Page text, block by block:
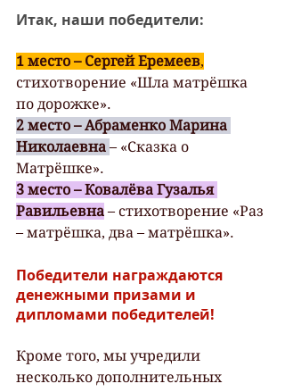
Итак, наши победители:
1 место – Сергей Еремеев,
стихотворение «Шла матрёшка
по дорожке».
2 место – Абраменко Марина
Николаевна – «Сказка о
Матрёшке».
3 место – Ковалёва Гузалья
Равильевна – стихотворение «Раз
– матрёшка, два – матрёшка».
Победители награждаются
денежными призами и
дипломами победителей!
Кроме того, мы учредили
несколько дополнительных